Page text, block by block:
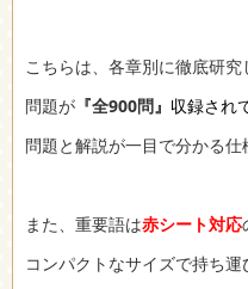
こちらは、各章別に徹底研究
問題が 『全900問』 収録され
問題と解説が一目で分かる仕
また、重要語は赤シート対応
コンパクトなサイズで持ち運